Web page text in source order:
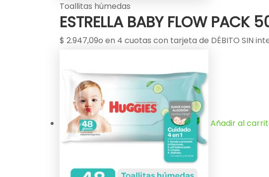
Toallitas húmedas
ESTRELLA BABY FLOW PACK
$ 2.947,09o en 4 cuotas con tarjeta de DÉBITO SIN
Añadir al